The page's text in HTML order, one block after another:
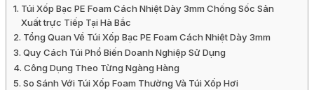
Túi Xốp Bạc PE Foam Cách Nhiệt Dày 3mm Chống Sốc Sản
Xuất trực Tiếp Tại Hà Bắc
Tổng Quan Về Túi Xốp Bạc PE Foam Cách Nhiệt Dày 3mm
Quy Cách Túi Phổ Biến Doanh Nghiệp Sử Dụng
Công Dụng Theo Từng Ngàng Hàng
So Sánh Với Túi Xốp Foam Thường Và Túi Xốp Hơi